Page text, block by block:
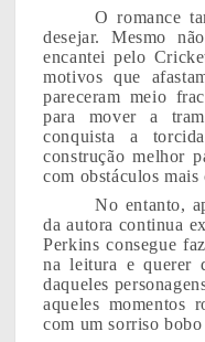
O romance
desejar. Mesmo
encantei pelo
motivos que
pareceram meio
para mover a
conquista a
construção melhor
com obstáculos mais
No entanto,
da autora continua
Perkins consegue
na leitura e querer
daqueles
aqueles momentos
com um sorriso